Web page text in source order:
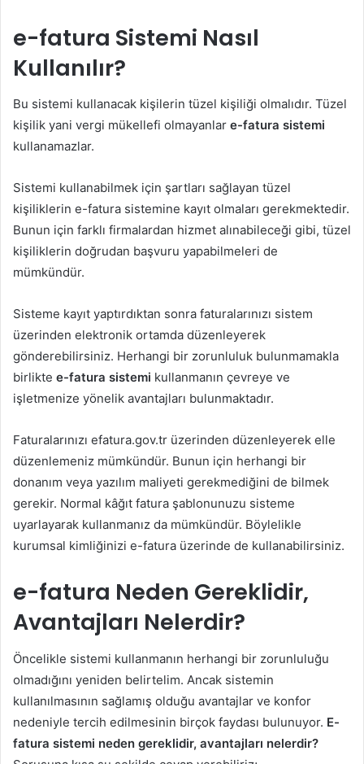
e-fatura Sistemi Nasıl
Kullanılır?
Bu sistemi kullanacak kişilerin tüzel kişiliği olmalıdır. Tüzel
kişilik yani vergi mükellefi olmayanlar e-fatura sistemi
kullanamazlar.
Sistemi kullanabilmek için şartları sağlayan tüzel
kişiliklerin e-fatura sistemine kayıt olmaları gerekmektedir.
Bunun için farklı firmalardan hizmet alınabileceği gibi, tüzel
kişiliklerin doğrudan başvuru yapabilmeleri de
mümkündür.
Sisteme kayıt yaptırdıktan sonra faturalarınızı sistem
üzerinden elektronik ortamda düzenleyerek
gönderebilirsiniz. Herhangi bir zorunluluk bulunmamakla
birlikte e-fatura sistemi kullanmanın çevreye ve
işletmenize yönelik avantajları bulunmaktadır.
Faturalarınızı efatura.gov.tr üzerinden düzenleyerek elle
düzenlemeniz mümkündür. Bunun için herhangi bir
donanım veya yazılım maliyeti gerekmediğini de bilmek
gerekir. Normal kâğıt fatura şablonunuzu sisteme
uyarlayarak kullanmanız da mümkündür. Böylelikle
kurumsal kimliğinizi e-fatura üzerinde de kullanabilirsiniz.
e-fatura Neden Gereklidir,
Avantajları Nelerdir?
Öncelikle sistemi kullanmanın herhangi bir zorunluluğu
olmadığını yeniden belirtelim. Ancak sistemin
kullanılmasının sağlamış olduğu avantajlar ve konfor
nedeniyle tercih edilmesinin birçok faydası bulunuyor. E-
fatura sistemi neden gereklidir, avantajları nelerdir?